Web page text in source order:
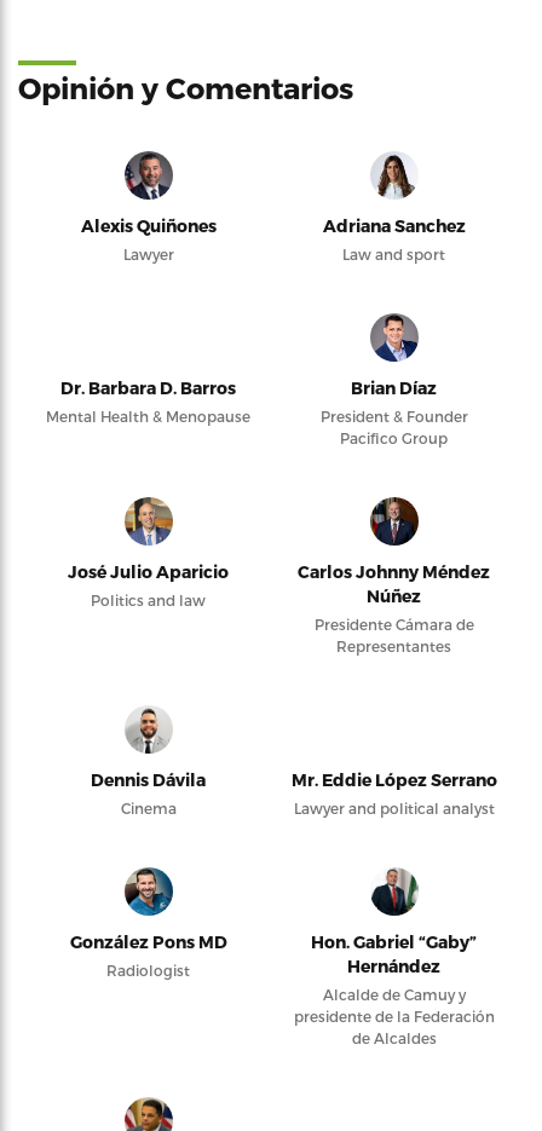
Opinión y Comentarios
Alexis Quiñones
Lawyer
Adriana Sanchez
Law and sport
Dr. Barbara D. Barros
Mental Health & Menopause
Brian Díaz
President & Founder
Pacifico Group
José Julio Aparicio
Politics and law
Carlos Johnny Méndez
Núñez
Presidente Cámara de
Representantes
Dennis Dávila
Cinema
Mr. Eddie López Serrano
Lawyer and political analyst
González Pons MD
Radiologist
Hon. Gabriel “Gaby”
Hernández
Alcalde de Camuy y
presidente de la Federación
de Alcaldes